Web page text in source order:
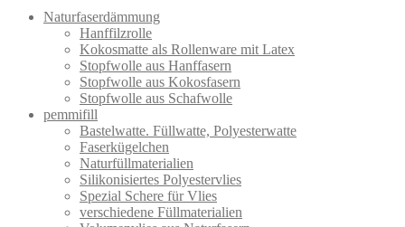
Naturfaserdämmung
Hanffilzrolle
Kokosmatte als Rollenware mit Latex
Stopfwolle aus Hanffasern
Stopfwolle aus Kokosfasern
Stopfwolle aus Schafwolle
pemmifill
Bastelwatte. Füllwatte, Polyesterwatte
Faserkügelchen
Naturfüllmaterialien
Silikonisiertes Polyestervlies
Spezial Schere für Vlies
verschiedene Füllmaterialien